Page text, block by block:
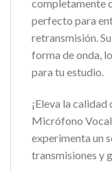
completamente
perfecto para
retransmisión.
forma de onda,
para tu estudio.
¡Eleva la
Micrófono
experimenta un
transmisiones y